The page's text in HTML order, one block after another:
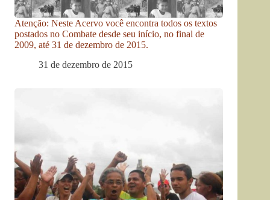
Atenção: Neste Acervo você encontra todos os textos
postados no Combate desde seu início, no final de
2009, até 31 de dezembro de 2015.
31 de dezembro de 2015